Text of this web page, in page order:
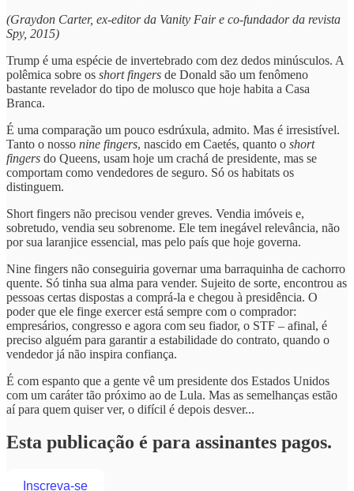
(Graydon Carter, ex-editor da Vanity Fair e co-fundador da revista
Spy, 2015)
Trump é uma espécie de invertebrado com dez dedos minúsculos. A
polêmica sobre os short fingers de Donald são um fenômeno
bastante revelador do tipo de molusco que hoje habita a Casa
Branca.
É uma comparação um pouco esdrúxula, admito. Mas é irresistível.
Tanto o nosso nine fingers, nascido em Caetés, quanto o short
fingers do Queens, usam hoje um crachá de presidente, mas se
comportam como vendedores de seguro. Só os habitats os
distinguem.
Short fingers não precisou vender greves. Vendia imóveis e,
sobretudo, vendia seu sobrenome. Ele tem inegável relevância, não
por sua laranjice essencial, mas pelo país que hoje governa.
Nine fingers não conseguiria governar uma barraquinha de cachorro
quente. Só tinha sua alma para vender. Sujeito de sorte, encontrou as
pessoas certas dispostas a comprá-la e chegou à presidência. O
poder que ele finge exercer está sempre com o comprador:
empresários, congresso e agora com seu fiador, o STF – afinal, é
preciso alguém para garantir a estabilidade do contrato, quando o
vendedor já não inspira confiança.
É com espanto que a gente vê um presidente dos Estados Unidos
com um caráter tão próximo ao de Lula. Mas as semelhanças estão
aí para quem quiser ver, o difícil é depois desver...
Esta publicação é para assinantes pagos.
Inscreva-se